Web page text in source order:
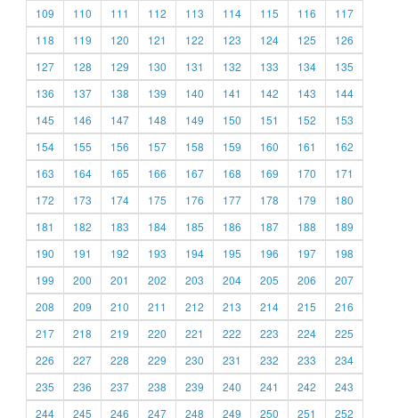
109
110 111 112 113 114 115 116
117
118
119 120 121 122 123 124 125
126
127
128 129 130 131 132 133 134
135
136
137 138 139 140 141 142 143
144
145
146 147 148 149 150 151 152
153
154
155 156 157 158 159 160 161
162
163
164 165 166 167 168 169 170
171
172
173 174 175 176 177 178 179
180
181
182 183 184 185 186 187 188
189
190
191 192 193 194 195 196 197
198
199
200 201 202 203 204 205 206
207
208
209 210 211 212 213 214 215
216
217
218 219 220 221 222 223 224
225
226
227 228 229 230 231 232 233
234
235
236 237 238 239 240 241 242
243
244
245 246 247 248 249 250 251 252